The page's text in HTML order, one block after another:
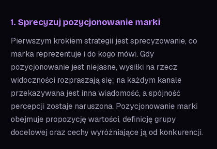
1. Sprecyzuj pozycjonowanie marki
Pierwszym krokiem strategii jest sprecyzowanie, co
marka reprezentuje i do kogo mówi. Gdy
pozycjonowanie jest niejasne, wysiłki na rzecz
widoczności rozpraszają się; na każdym kanale
przekazywana jest inna wiadomość, a spójność
percepcji zostaje naruszona. Pozycjonowanie marki
obejmuje propozycję wartości, definicję grupy
docelowej oraz cechy wyróżniające ją od konkurencji.